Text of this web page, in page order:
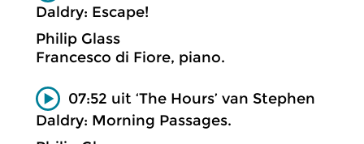
Daldry: Escape!
Philip Glass
Francesco di Fiore, piano.
07:52 uit ‘The Hours’ van Stephen
Daldry: Morning Passages.